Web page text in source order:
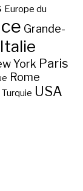
Europe du
Grande-
Italie
York Paris
Rome
Turquie USA